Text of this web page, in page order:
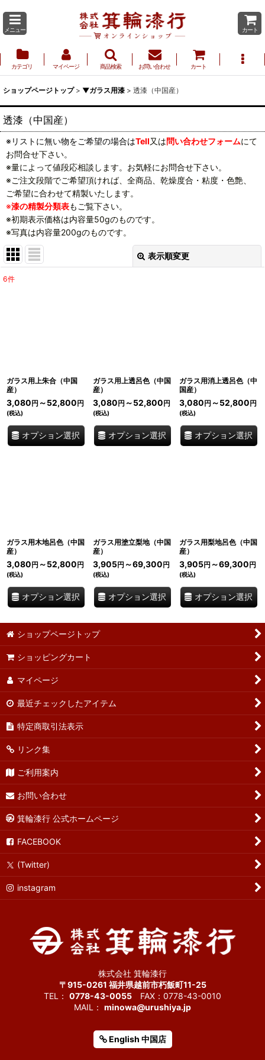
メニュー カート
カテゴリ マイページ 商品検索 お問い合わせ カート
ショップページトップ > ▼ガラス用漆 > 透漆（中国産）
透漆（中国産）
※リストに無い物をご希望の場合はTell又は問い合わせフォームにて
お問合せ下さい。
※量によって値段応相談します。お気軽にお問合せ下さい。
※ご注文段階でご希望頂ければ、全商品、乾燥度合・粘度・色艶、
ご希望に合わせて精製いたします。
※漆の精製分類表もご覧下さい。
※初期表示価格は内容量50gのものです。
※写真は内容量200gのものです。
表示順変更
6件
ガラス用上朱合（中国
産）
3,080円 ～52,800円
(税込)
オプション選択
ガラス用上透呂色（中国
産）
3,080円 ～52,800円
(税込)
オプション選択
ガラス用消上透呂色（中
国産）
3,080円 ～52,800円
(税込)
オプション選択
ガラス用木地呂色（中国
産）
3,080円 ～52,800円
(税込)
オプション選択
ガラス用塗立梨地（中国
産）
3,905円 ～69,300円
(税込)
オプション選択
ガラス用梨地呂色（中国
産）
3,905円 ～69,300円
(税込)
オプション選択
ショップページトップ
ショッピングカート
マイページ
最近チェックしたアイテム
特定商取引法表示
リンク集
ご利用案内
お問い合わせ
箕輪漆行 公式ホームページ
FACEBOOK
(Twitter)
instagram
株式会社 箕輪漆行
〒915-0261 福井県越前市朽飯町11-25
TEL： 0778-43-0055 FAX：0778-43-0010
MAIL： minowa@urushiya.jp
English 中国店